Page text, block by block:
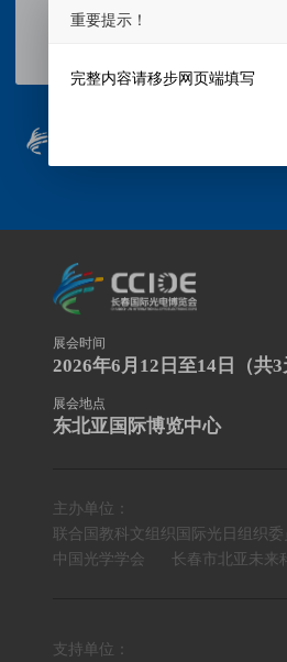
注册账号
展会时间
2026年6月12日至14日（共3
展会地点
东北亚国际博览中心
主办单位：
联合国教科文组织国际光日组织委
中国光学学会
长春市北亚未来
支持单位：
重要提示！
完整内容请移步网页端填写